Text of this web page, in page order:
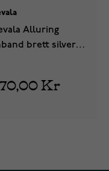
Alluring
brett silver
Kr